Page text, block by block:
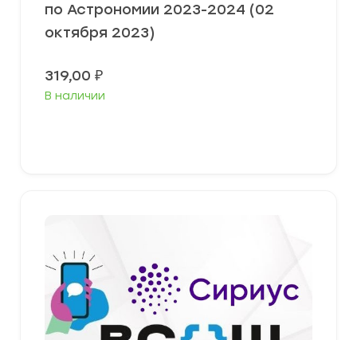
по Астрономии 2023-2024 (02
октября 2023)
319,00 ₽
В наличии